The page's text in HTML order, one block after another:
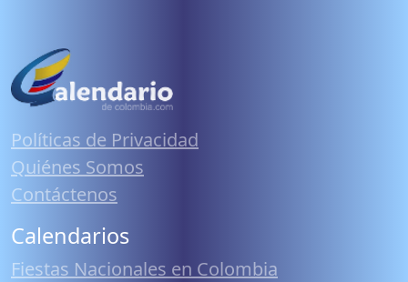
Políticas de Privacidad
Quiénes Somos
Contáctenos
Calendarios
Fiestas Nacionales en Colombia